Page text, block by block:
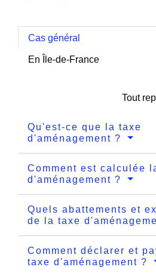
Cas général
En Île-de-France
Tout
Qu'est-ce que la taxe
d'aménagement ?
Comment est calculée
d'aménagement ?
Quels abattements et
de la taxe
Comment déclarer et
taxe d'aménagement ?